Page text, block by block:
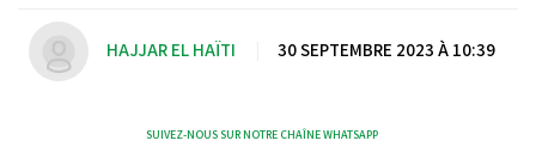
HAJJAR EL HAÏTI 30 SEPTEMBRE 2023 À 10:39
SUIVEZ-NOUS SUR NOTRE CHAÎNE WHATSAPP